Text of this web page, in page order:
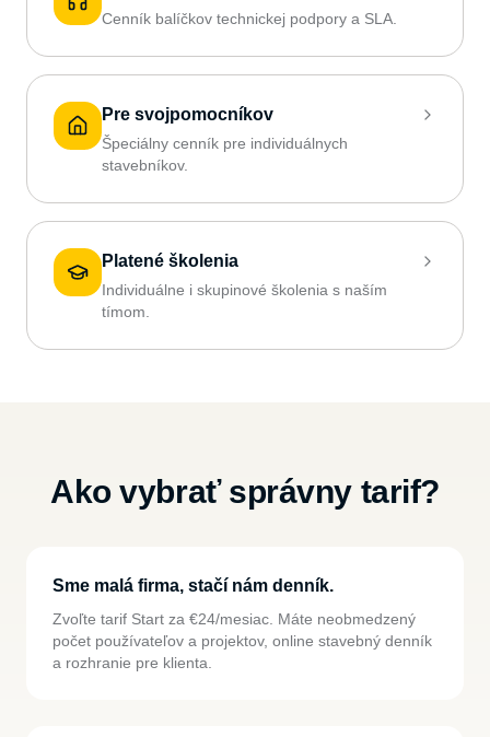
Cenník balíčkov technickej podpory a SLA.
Pre svojpomocníkov
Špeciálny cenník pre individuálnych
stavebníkov.
Platené školenia
Individuálne i skupinové školenia s naším
tímom.
Ako vybrať správny tarif?
Sme malá firma, stačí nám denník.
Zvoľte tarif Start za €24/mesiac. Máte neobmedzený
počet používateľov a projektov, online stavebný denník
a rozhranie pre klienta.